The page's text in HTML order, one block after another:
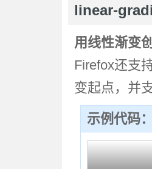
linear-
用线性渐变
Firefox还支
变起点，并
示例代码